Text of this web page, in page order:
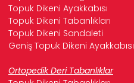
Topuk Dikeni Ayakkabısı
Topuk Dikeni Tabanlıkları
Topuk Dikeni Sandaleti
Geniş Topuk Dikeni Ayakkabısı
Ortopedik Deri Tabanlıklar